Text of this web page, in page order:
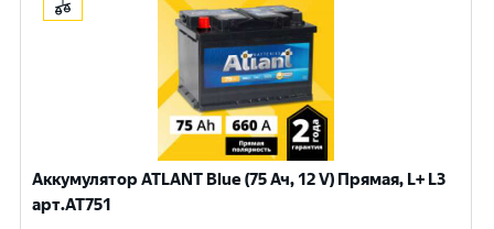
Аккумулятор ATLANT Blue (75 Ач, 12 V) Прямая, L+ L3
арт.AT751